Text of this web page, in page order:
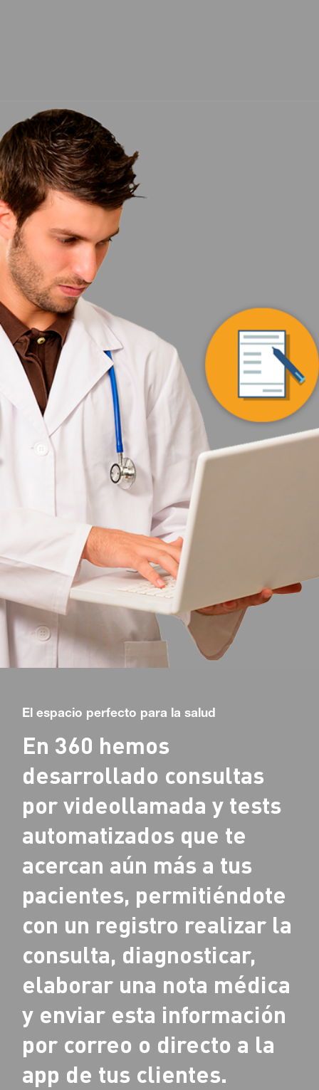
El espacio perfecto para la salud
En 360 hemos
desarrollado consultas
por videollamada y tests
automatizados que te
acercan aún más a tus
pacientes, permitiéndote
con un registro realizar la
consulta, diagnosticar,
elaborar una nota médica
y enviar esta información
por correo o directo a la
app de tus clientes.